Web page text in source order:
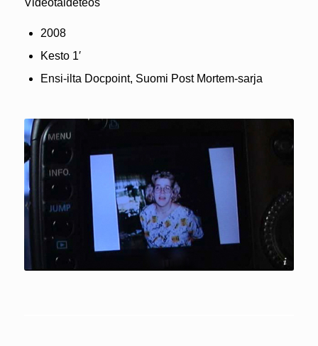
Videotaideteos
2008
Kesto 1′
Ensi-ilta Docpoint, Suomi Post Mortem-sarja
Soile Mottisenkangas